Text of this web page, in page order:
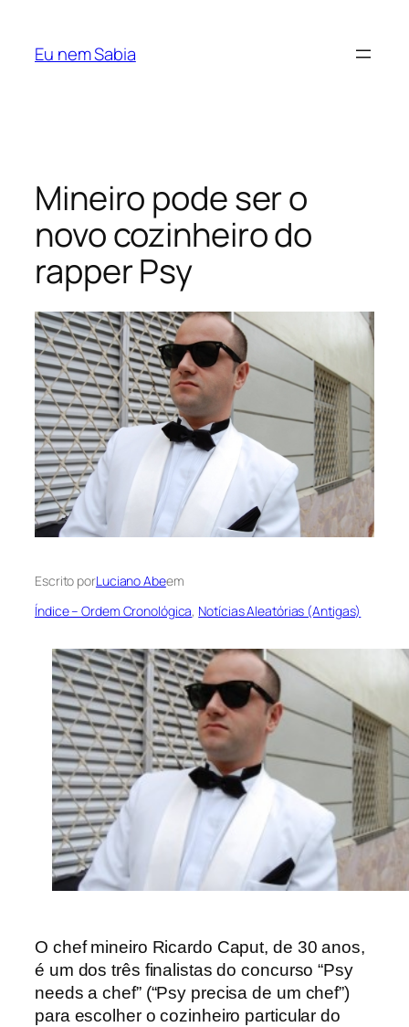
Eu nem Sabia
Mineiro pode ser o
novo cozinheiro do
rapper Psy
Escrito porLuciano Abeem
Índice – Ordem Cronológica, Notícias Aleatórias (Antigas)
O chef mineiro Ricardo Caput, de 30 anos,
é um dos três finalistas do concurso “Psy
needs a chef” (“Psy precisa de um chef”)
para escolher o cozinheiro particular do